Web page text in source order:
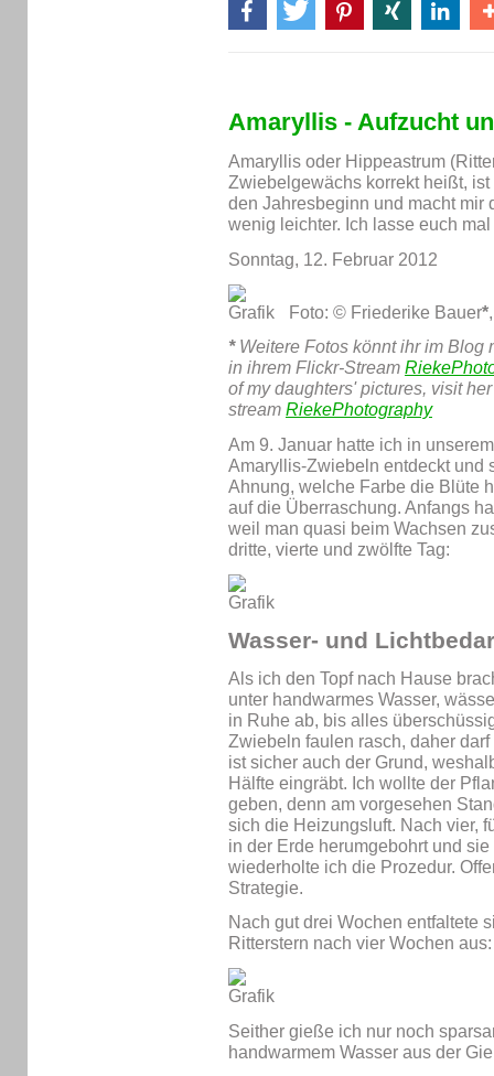
Amaryllis - Aufzucht
Amaryllis oder Hippeastrum
Zwiebelgewächs korrekt heißt,
den Jahresbeginn und macht mir
wenig leichter. Ich lasse euch
Sonntag, 12. Februar 2012
Foto: © Friederike Bauer*
*Weitere Fotos könnt ihr im Blog
in ihrem Flickr-Stream
of my daughters' pictures, visit
stream RiekePhotography
Am 9. Januar hatte ich in
Amaryllis-Zwiebeln entdeckt und
Ahnung, welche Farbe die Blüte
auf die Überraschung. Anfangs
weil man quasi beim Wachsen
dritte, vierte und zwölfte Tag:
Wasser- und
Als ich den Topf nach Hause
unter handwarmes Wasser,
in Ruhe ab, bis alles
Zwiebeln faulen rasch, daher
ist sicher auch der Grund,
Hälfte eingräbt. Ich wollte der
geben, denn am vorgesehen
sich die Heizungsluft. Nach vier,
in der Erde herumgebohrt und
wiederholte ich die Prozedur.
Strategie.
Nach gut drei Wochen entfaltete
Ritterstern nach vier Wochen aus:
Seither gieße ich nur noch
handwarmem Wasser aus der